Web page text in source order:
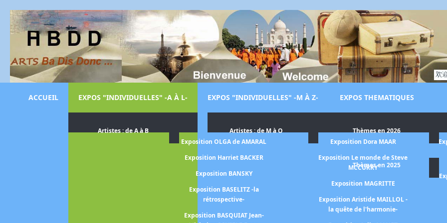
ACCUEIL EXPOS "INDIVIDUELLES" -A À L-
Artistes : de A à B
Exposition OLGA de AMARAL
Exposition Harriet BACKER
Exposition BANSKY
Exposition BASELITZ -la
rétrospective-
Exposition BASQUIAT Jean-
EXPOS "INDIVIDUELLES" -M À Z-
Artistes : de M à O
Exposition Dora MAAR
Exposition Le monde de Steve
MCCURRY
Exposition MAGRITTE
Exposition Aristide MAILLOL -
la quête de l'harmonie-
EXPOS THEMATIQUES
Thèmes en 2026
Thèmes en 2025